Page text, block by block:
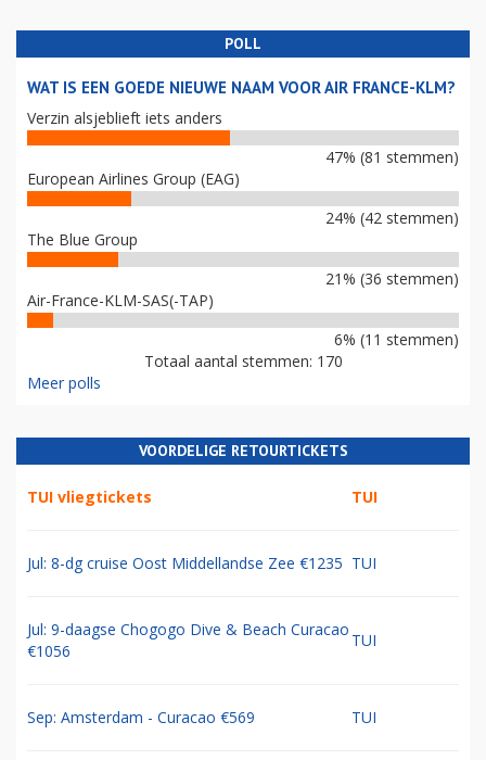
POLL
WAT IS EEN GOEDE NIEUWE NAAM VOOR AIR FRANCE-KLM?
Verzin alsjeblieft iets anders
47% (81 stemmen)
European Airlines Group (EAG)
24% (42 stemmen)
The Blue Group
21% (36 stemmen)
Air-France-KLM-SAS(-TAP)
6% (11 stemmen)
Totaal aantal stemmen: 170
Meer polls
VOORDELIGE RETOURTICKETS
TUI vliegtickets TUI
Jul: 8-dg cruise Oost Middellandse Zee €1235 TUI
Jul: 9-daagse Chogogo Dive & Beach Curacao
€1056
TUI
Sep: Amsterdam - Curacao €569 TUI